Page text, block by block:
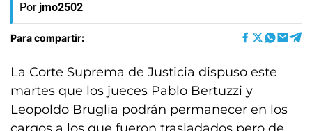
Por jmo2502
Para compartir:
La Corte Suprema de Justicia dispuso este
martes que los jueces Pablo Bertuzzi y
Leopoldo Bruglia podrán permanecer en los